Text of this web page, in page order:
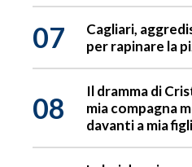
07
Cagliari,
per rapinare la
08
Il dramma di
mia compagna
davanti a mia